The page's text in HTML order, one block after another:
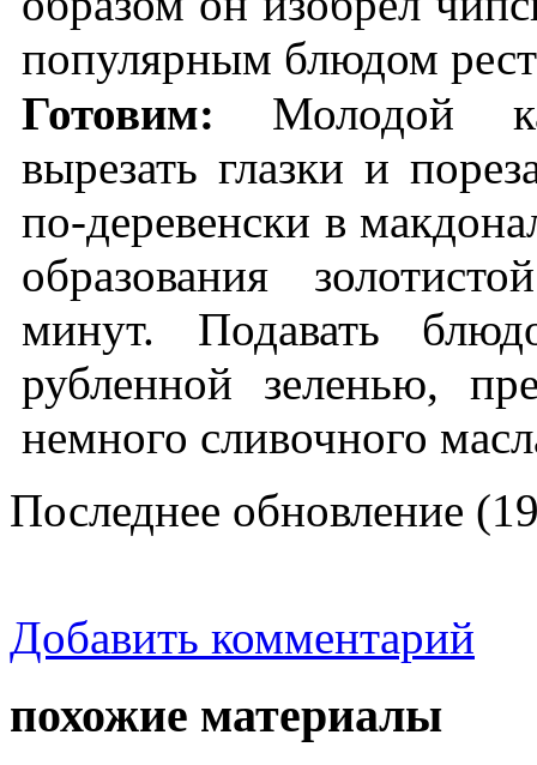
популярным блюдом
Готовим: Молодой
вырезать глазки и
по-деревенски в
образования
минут. Подавать
рубленной зеленью,
немного сливочного
Последнее обновление
Добавить комментарий
похожие материалы